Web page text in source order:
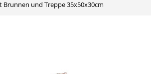
Brunnen und Treppe 35x50x30cm